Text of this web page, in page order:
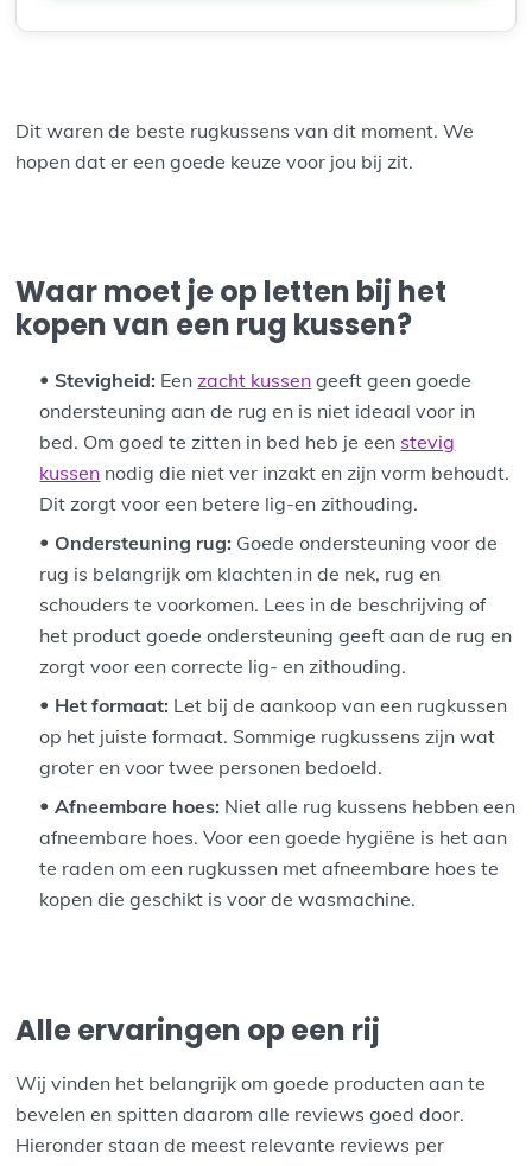
Dit waren de beste rugkussens van dit moment. We
hopen dat er een goede keuze voor jou bij zit.
Waar moet je op letten bij het
kopen van een rug kussen?
Stevigheid: Eenzacht kussen geeft geen goede
ondersteuning aan de rug en is niet ideaal voor in
bed. Om goed te zitten in bed heb je een stevig
kussen nodig die niet ver inzakt en zijn vorm behoudt.
Dit zorgt voor een betere lig-en zithouding.
Ondersteuning rug: Goede ondersteuning voor de
rug is belangrijk om klachten in de nek, rug en
schouders te voorkomen. Lees in de beschrijving of
het product goede ondersteuning geeft aan de rug en
zorgt voor een correcte lig- en zithouding.
Het formaat: Let bij de aankoop van een rugkussen
op het juiste formaat. Sommige rugkussens zijn wat
groter en voor twee personen bedoeld.
Afneembare hoes: Niet alle rug kussens hebben een
afneembare hoes. Voor een goede hygiëne is het aan
te raden om een rugkussen met afneembare hoes te
kopen die geschikt is voor de wasmachine.
Alle ervaringen op een rij
Wij vinden het belangrijk om goede producten aan te
bevelen en spitten daarom alle reviews goed door.
Hieronder staan de meest relevante reviews per